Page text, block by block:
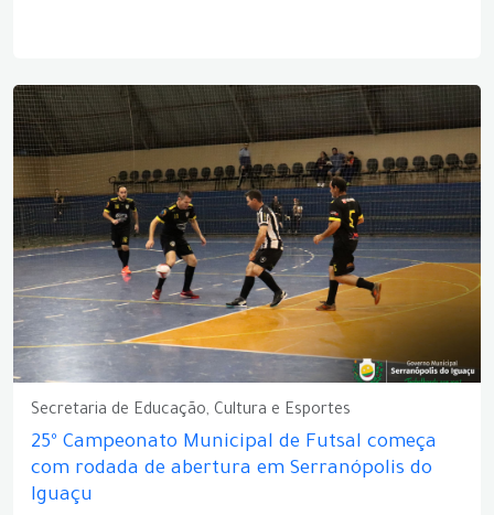
Secretaria de Educação, Cultura e Esportes
25º Campeonato Municipal de Futsal começa
com rodada de abertura em Serranópolis do
Iguaçu